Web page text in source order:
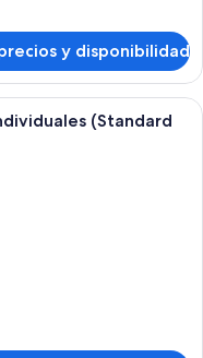
y disponibilidad
de hotel con dos camas,
(Standard